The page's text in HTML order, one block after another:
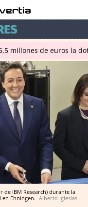
millones de euros la
de IBM Research) durante la
Ehningen. Alberto Iglesias